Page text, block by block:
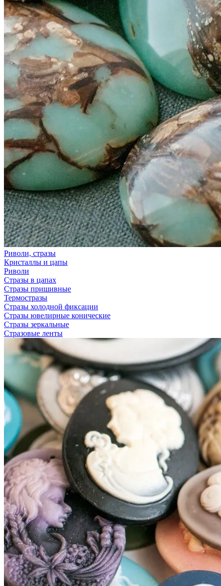
Риволи, стразы
Кристаллы и цапы
Риволи
Стразы в цапах
Стразы пришивные
Термостразы
Стразы холодной фиксации
Стразы ювелирные конические
Стразы зеркальные
Стразовые ленты